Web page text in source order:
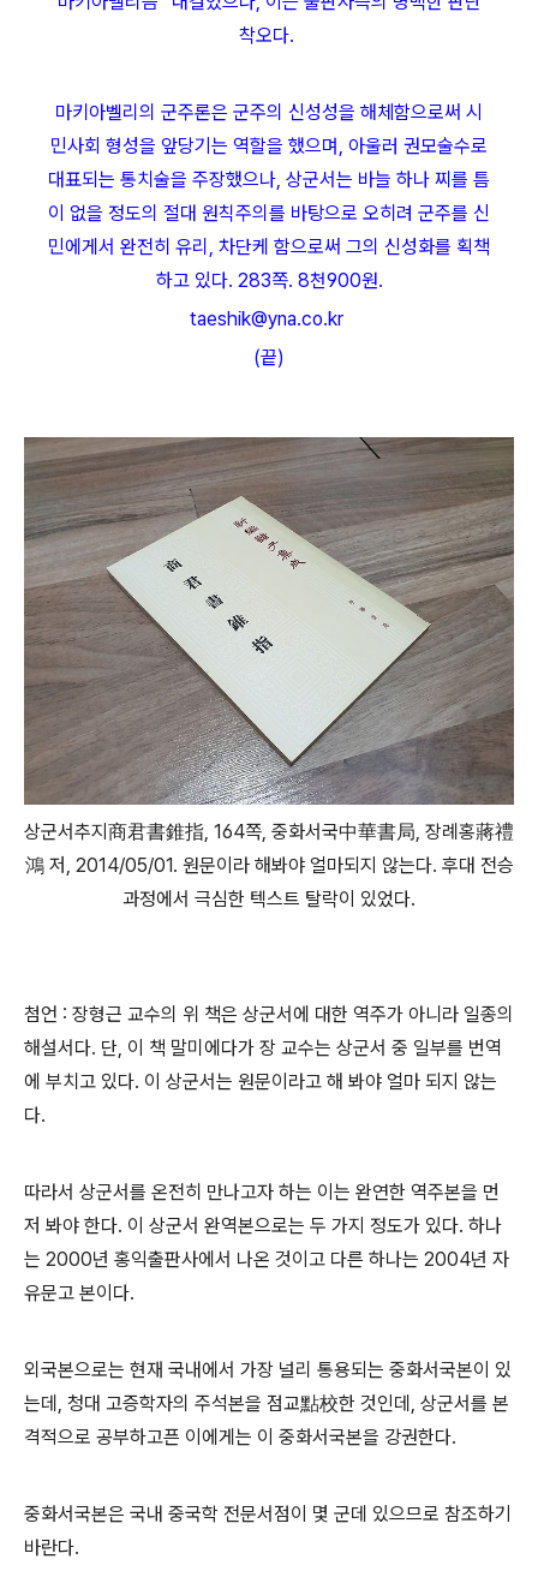
착오다.
마키아벨리의 군주론은 군주의 신성성을 해체함으로써 시
민사회 형성을 앞당기는 역할을 했으며, 아울러 권모술수로
대표되는 통치술을 주장했으나, 상군서는 바늘 하나 찌를 틈
이 없을 정도의 절대 원칙주의를 바탕으로 오히려 군주를 신
민에게서 완전히 유리, 차단케 함으로써 그의 신성화를 획책
하고 있다. 283쪽. 8천900원.
taeshik@yna.co.kr
(끝)
상군서추지商君書錐指, 164쪽, 중화서국中華書局, 장례홍蔣禮
鴻 저, 2014/05/01. 원문이라 해봐야 얼마되지 않는다. 후대 전승
과정에서 극심한 텍스트 탈락이 있었다.
첨언 : 장형근 교수의 위 책은 상군서에 대한 역주가 아니라 일종의
해설서다. 단, 이 책 말미에다가 장 교수는 상군서 중 일부를 번역
에 부치고 있다. 이 상군서는 원문이라고 해 봐야 얼마 되지 않는
다.
따라서 상군서를 온전히 만나고자 하는 이는 완연한 역주본을 먼
저 봐야 한다. 이 상군서 완역본으로는 두 가지 정도가 있다. 하나
는 2000년 홍익출판사에서 나온 것이고 다른 하나는 2004년 자
유문고 본이다.
외국본으로는 현재 국내에서 가장 널리 통용되는 중화서국본이 있
는데, 청대 고증학자의 주석본을 점교點校한 것인데, 상군서를 본
격적으로 공부하고픈 이에게는 이 중화서국본을 강권한다.
중화서국본은 국내 중국학 전문서점이 몇 군데 있으므로 참조하기
바란다.